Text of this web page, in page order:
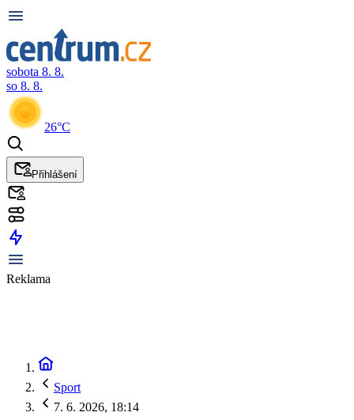
sobota 8. 8.
so 8. 8.
26°C
Přihlášení
Reklama
Sport
7. 6. 2026, 18:14